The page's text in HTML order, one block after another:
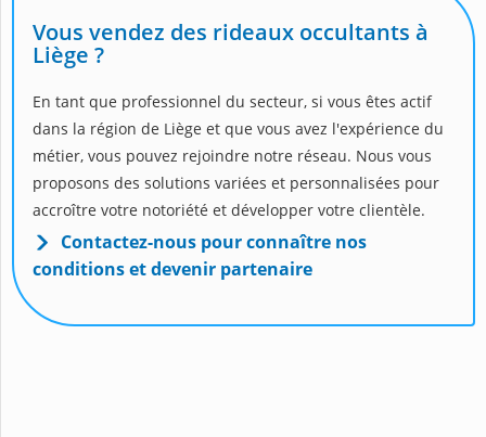
Vous vendez des rideaux occultants à
Liège ?
En tant que professionnel du secteur, si vous êtes actif
dans la région de Liège et que vous avez l'expérience du
métier, vous pouvez rejoindre notre réseau. Nous vous
proposons des solutions variées et personnalisées pour
accroître votre notoriété et développer votre clientèle.
Contactez-nous pour connaître nos
conditions et devenir partenaire